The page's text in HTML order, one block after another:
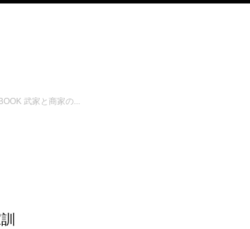
武家と商家の...